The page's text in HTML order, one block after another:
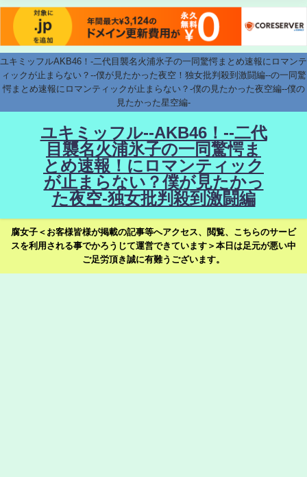
ユキミッフルAKB46！-二代目襲名火浦氷子の一同驚愕まとめ速報にロマンテ
ィックが止まらない？--僕が見たかった夜空！独女批判殺到激闘編--の一同驚
愕まとめ速報にロマンティックが止まらない？-僕の見たかった夜空編--僕の
見たかった星空編-
ユキミッフル--AKB46！--二代
目襲名火浦氷子の一同驚愕ま
とめ速報！にロマンティック
が止まらない？僕が見たかっ
た夜空-独女批判殺到激闘編
腐女子＜お客様皆様が掲載の記事等へアクセス、閲覧、こちらのサービ
スを利用される事でかろうじて運営できています＞本日は足元が悪い中
ご足労頂き誠に有難うございます。